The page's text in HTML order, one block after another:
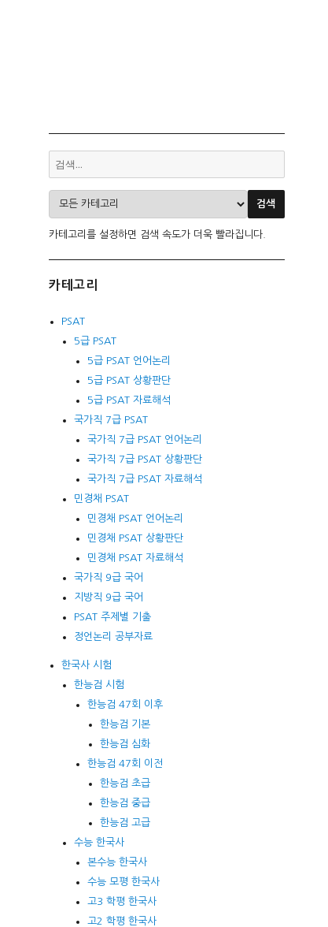
카테고리를 설정하면 검색 속도가 더욱 빨라집니다.
카테고리
PSAT
5급 PSAT
5급 PSAT 언어논리
5급 PSAT 상황판단
5급 PSAT 자료해석
국가직 7급 PSAT
국가직 7급 PSAT 언어논리
국가직 7급 PSAT 상황판단
국가직 7급 PSAT 자료해석
민경채 PSAT
민경채 PSAT 언어논리
민경채 PSAT 상황판단
민경채 PSAT 자료해석
국가직 9급 국어
지방직 9급 국어
PSAT 주제별 기출
정언논리 공부자료
한국사 시험
한능검 시험
한능검 47회 이후
한능검 기본
한능검 심화
한능검 47회 이전
한능검 초급
한능검 중급
한능검 고급
수능 한국사
본수능 한국사
수능 모평 한국사
고3 학평 한국사
고2 학평 한국사